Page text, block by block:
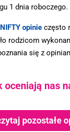
1 dnia roboczego.
opinie często
rodzicom
się z
oceniają nas
pozostałe